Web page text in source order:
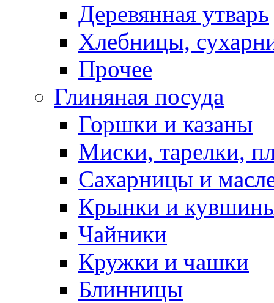
Деревянная утварь
Хлебницы,
Прочее
Глиняная посуда
Горшки и казаны
Миски, тарелки,
Сахарницы и
Крынки и
Чайники
Кружки и чашки
Блинницы